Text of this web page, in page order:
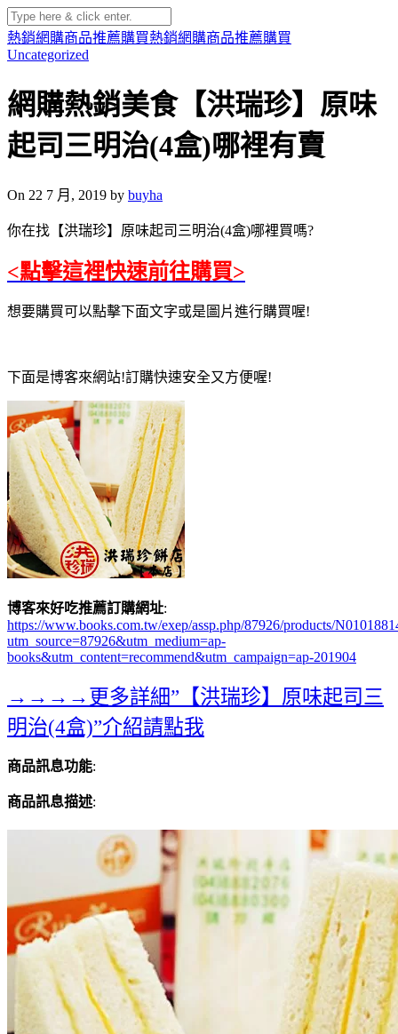
熱銷網購商品推薦購買熱銷網購商品推薦購買
Uncategorized
網購熱銷美食【洪瑞珍】原味
起司三明治(4盒)哪裡有賣
On 22 7 月, 2019 by buyha
你在找【洪瑞珍】原味起司三明治(4盒)哪裡買嗎?
<點擊這裡快速前往購買>
想要購買可以點擊下面文字或是圖片進行購買喔!
下面是博客來網站!訂購快速安全又方便喔!
博客來好吃推薦訂購網址:
https://www.books.com.tw/exep/assp.php/87926/products/
utm_source=87926&utm_medium=ap-
books&utm_content=recommend&utm_campaign=ap-201904
→→→→更多詳細”【洪瑞珍】原味起司三
明治(4盒)”介紹請點我
商品訊息功能:
商品訊息描述: